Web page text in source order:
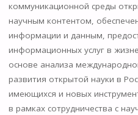
коммуникационной среды
научным контентом,
информации и данным,
информационных услуг в
основе анализа
развития открытой науки в
имеющихся и новых
в рамках сотрудничества с